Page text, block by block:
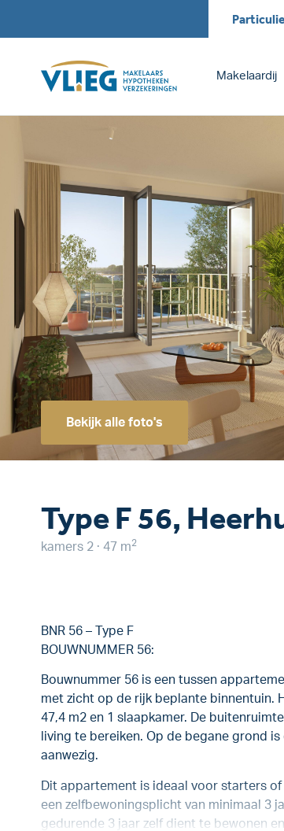
Makelaardij
Bekijk alle foto's
Type F 56,
kamers 2 · 47 m2
BNR 56 – Type F
BOUWNUMMER 56:
Bouwnummer 56 is een tussen
met zicht op de rijk beplante binnentuin.
47,4 m2 en 1 slaapkamer. De
living te bereiken. Op de begane grond
aanwezig.
Dit appartement is ideaal voor starters
een zelfbewoningsplicht van minimaal 3
gedurende 3 jaar zelf dient te bewonen